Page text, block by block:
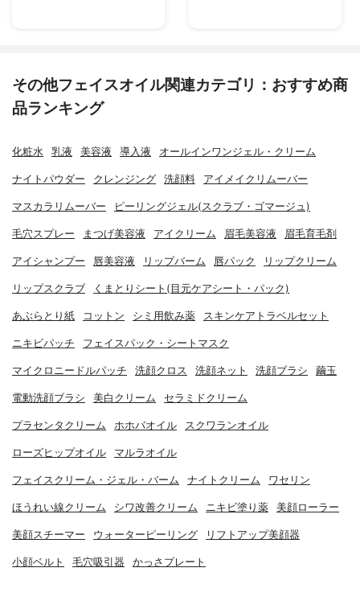
その他フェイスオイル関連カテゴリ：おすすめ商
品ランキング
化粧水 乳液 美容液 導入液 オールインワンジェル・クリーム
ナイトパウダー クレンジング 洗顔料 アイメイクリムーバー
マスカラリムーバー ピーリングジェル(スクラブ・ゴマージュ)
毛穴スプレー まつげ美容液 アイクリーム 眉毛美容液 眉毛育毛剤
アイシャンプー 唇美容液 リップバーム 唇パック リップクリーム
リップスクラブ くまとりシート(目元ケアシート・パック)
あぶらとり紙 コットン シミ用飲み薬 スキンケアトラベルセット
ニキビパッチ フェイスパック・シートマスク
マイクロニードルパッチ 洗顔クロス 洗顔ネット 洗顔ブラシ 繭玉
電動洗顔ブラシ 美白クリーム セラミドクリーム
プラセンタクリーム ホホバオイル スクワランオイル
ローズヒップオイル マルラオイル
フェイスクリーム・ジェル・バーム ナイトクリーム ワセリン
ほうれい線クリーム シワ改善クリーム ニキビ塗り薬 美顔ローラー
美顔スチーマー ウォーターピーリング リフトアップ美顔器
小顔ベルト 毛穴吸引器 かっさプレート